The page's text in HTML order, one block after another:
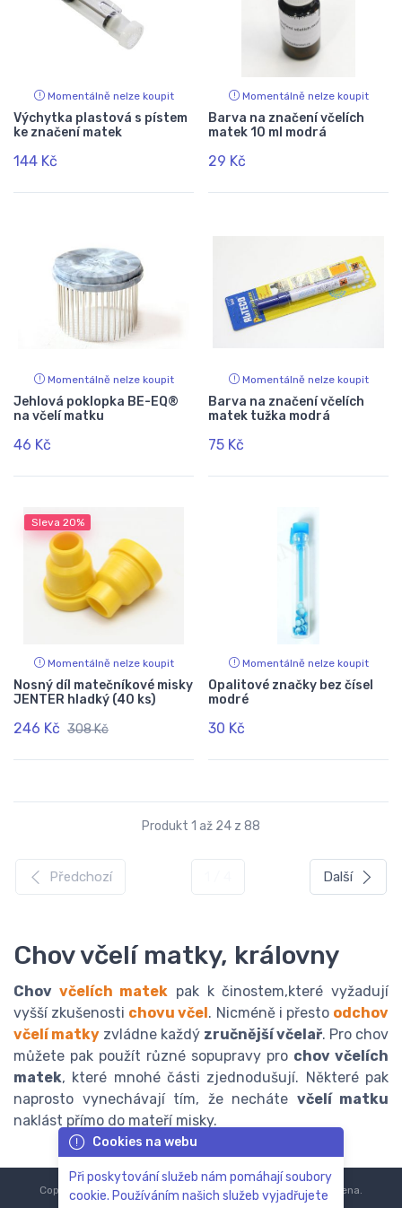
Momentálně nelze koupit
Výchytka plastová s pístem
ke značení matek
144 Kč
Momentálně nelze koupit
Barva na značení včelích
matek 10 ml modrá
29 Kč
Momentálně nelze koupit
Jehlová poklopka BE-EQ®
na včelí matku
46 Kč
Momentálně nelze koupit
Barva na značení včelích
matek tužka modrá
75 Kč
Sleva 20%
Momentálně nelze koupit
Nosný díl matečníkové misky
JENTER hladký (40 ks)
246 Kč 308 Kč
Momentálně nelze koupit
Opalitové značky bez čísel
modré
30 Kč
Produkt 1 až 24 z 88
Předchozí Další
Chov včelí matky, královny
Chov včelích matek pak k činostem,které vyžadují
vyšší zkušenosti chovu včel . Nicméně i přesto odchov
včelí matky zvládne každý zručnější včelař. Pro chov
můžete pak použít různé sopupravy pro chov včelích
matek, které mnohé části zjednodušují. Některé pak
naprosto vynechávají tím, že necháte včelí matku
naklást přímo do mateří misky.
Cookies na webu
Při poskytování služeb nám pomáhají soubory
cookie. Používáním našich služeb vyjadřujete
Copyright © 2018-2024ZoOo.cz®Všechna práva vyhrazena.